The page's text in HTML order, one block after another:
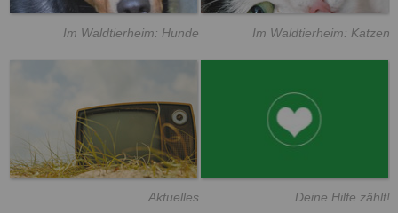
Im Waldtierheim: Hunde Im Waldtierheim: Katzen
Aktuelles Deine Hilfe zählt!